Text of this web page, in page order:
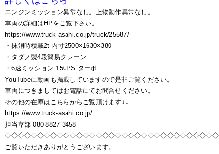
エンジンミッション異常なし。上物動作異常なし。
車両の詳細はHPをご覧下さい。
https://www.truck-asahi.co.jp/truck/25587/
・抹消時積載2t 内寸2500×1630×380
・タダノ製4段簡易クレーン
・6速ミッション 150PS ターボ
YouTubeに動画も掲載していますので是非ご覧ください。
車両につきましてはお電話にてお問合せください。
その他の在庫はこちらからご覧頂けます↓↓
https://www.truck-asahi.co.jp/
担当草部 080-8827-3458
ご覧いただきありがとうございます。